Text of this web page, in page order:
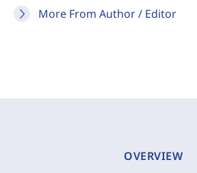
More From Author / Editor
OVERVIEW